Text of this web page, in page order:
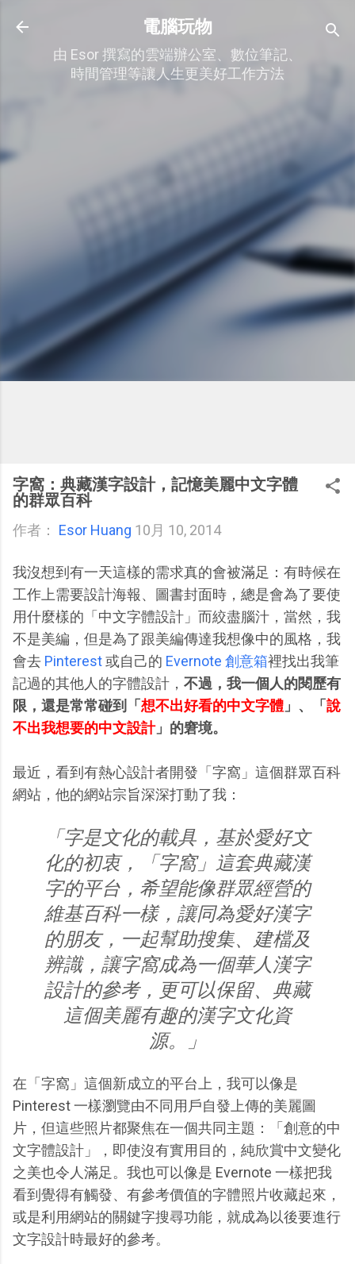
跳到主要內容
電腦玩物
由 Esor 撰寫的雲端辦公室、數位筆記、
時間管理等讓人生更美好工作方法
字窩：典藏漢字設計，記憶美麗中文字體
的群眾百科
作者： Esor Huang 10月 10, 2014
我沒想到有一天這樣的需求真的會被滿足：有時候在
工作上需要設計海報、圖書封面時，總是會為了要使
用什麼樣的「中文字體設計」而絞盡腦汁，當然，我
不是美編，但是為了跟美編傳達我想像中的風格，我
會去 Pinterest或自己的 Evernote 創意箱裡找出我筆
記過的其他人的字體設計， 不過，我一個人的閱歷有
限，還是常常碰到「 想不出好看的中文字體 」、「 說
不出我想要的中文設計」的窘境。
最近，看到有熱心設計者開發「字窩」這個群眾百科
網站，他的網站宗旨深深打動了我：
「字是文化的載具，基於愛好文
化的初衷，「字窩」這套典藏漢
字的平台，希望能像群眾經營的
維基百科一樣，讓同為愛好漢字
的朋友，一起幫助搜集、建檔及
辨識，讓字窩成為一個華人漢字
設計的參考，更可以保留、典藏
這個美麗有趣的漢字文化資
源。」
在「字窩」這個新成立的平台上，我可以像是
Pinterest 一樣瀏覽由不同用戶自發上傳的美麗圖
片，但這些照片都聚焦在一個共同主題：「創意的中
文字體設計」，即使沒有實用目的，純欣賞中文變化
之美也令人滿足。我也可以像是 Evernote 一樣把我
看到覺得有觸發、有參考價值的字體照片收藏起來，
或是利用網站的關鍵字搜尋功能，就成為以後要進行
文字設計時最好的參考。